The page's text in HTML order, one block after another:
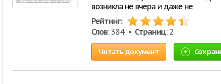
возникла не вчера и даже не
Рейтинг:
Слов: 384 • Страниц: 2
Читать документ